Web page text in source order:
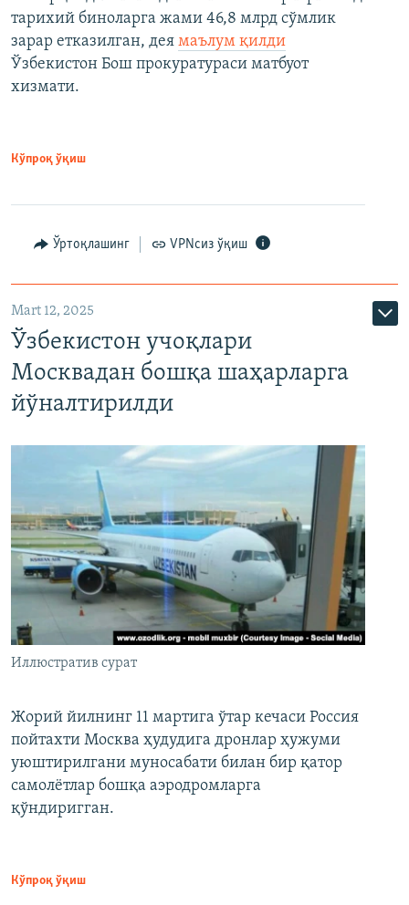
тарихий биноларга жами 46,8 млрд сўмлик
зарар етказилган, дея маълум қилди
Ўзбекистон Бош прокуратураси матбуот
хизмати.
Кўпроқ ўқиш
Ўртоқлашинг VPNсиз ўқиш
Mart 12, 2025
Ўзбекистон учоқлари
Москвадан бошқа шаҳарларга
йўналтирилди
Иллюстратив сурат
Жорий йилнинг 11 мартига ўтар кечаси Россия
пойтахти Москва ҳудудига дронлар ҳужуми
уюштирилгани муносабати билан бир қатор
самолётлар бошқа аэродромларга
қўндиригган.
Кўпроқ ўқиш